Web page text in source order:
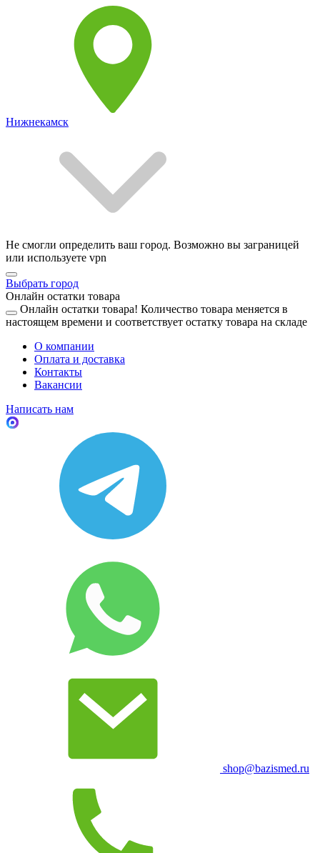
Нижнекамск
Не смогли определить ваш город. Возможно вы заграницей
или используете vpn
Выбрать город
Онлайн остатки товара
Онлайн остатки товара! Количество товара меняется в
настоящем времени и соответствует остатку товара на складе
О компании
Оплата и доставка
Контакты
Вакансии
Написать нам
shop@bazismed.ru